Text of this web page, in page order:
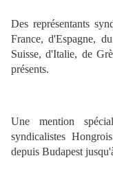
Des représentants
France, d'Espagne,
Suisse, d'Italie, de
présents.
Une mention
syndicalistes
depuis Budapest